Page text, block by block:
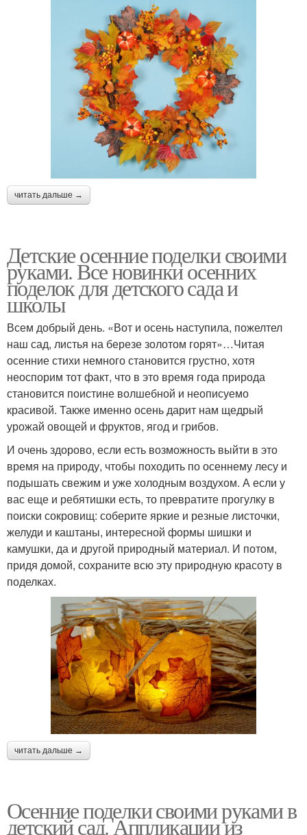
читать дальше →
Детские осенние поделки своими
руками. Все новинки осенних
поделок для детского сада и
школы
Всем добрый день. «Вот и осень наступила, пожелтел
наш сад, листья на березе золотом горят»…Читая
осенние стихи немного становится грустно, хотя
неоспорим тот факт, что в это время года природа
становится поистине волшебной и неописуемо
красивой. Также именно осень дарит нам щедрый
урожай овощей и фруктов, ягод и грибов.
И очень здорово, если есть возможность выйти в это
время на природу, чтобы походить по осеннему лесу и
подышать свежим и уже холодным воздухом. А если у
вас еще и ребятишки есть, то превратите прогулку в
поиски сокровищ: соберите яркие и резные листочки,
желуди и каштаны, интересной формы шишки и
камушки, да и другой природный материал. И потом,
придя домой, сохраните всю эту природную красоту в
поделках.
читать дальше →
Осенние поделки своими руками в
детский сад. Аппликации из